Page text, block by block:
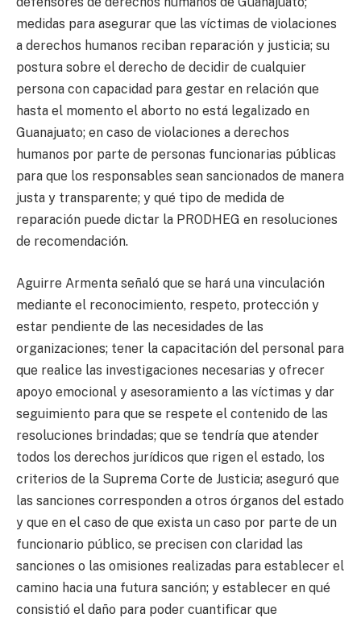
medidas para asegurar que las víctimas de violaciones
a derechos humanos reciban reparación y justicia; su
postura sobre el derecho de decidir de cualquier
persona con capacidad para gestar en relación que
hasta el momento el aborto no está legalizado en
Guanajuato; en caso de violaciones a derechos
humanos por parte de personas funcionarias públicas
para que los responsables sean sancionados de manera
justa y transparente; y qué tipo de medida de
reparación puede dictar la PRODHEG en resoluciones
de recomendación.
Aguirre Armenta señaló que se hará una vinculación
mediante el reconocimiento, respeto, protección y
estar pendiente de las necesidades de las
organizaciones; tener la capacitación del personal para
que realice las investigaciones necesarias y ofrecer
apoyo emocional y asesoramiento a las víctimas y dar
seguimiento para que se respete el contenido de las
resoluciones brindadas; que se tendría que atender
todos los derechos jurídicos que rigen el estado, los
criterios de la Suprema Corte de Justicia; aseguró que
las sanciones corresponden a otros órganos del estado
y que en el caso de que exista un caso por parte de un
funcionario público, se precisen con claridad las
sanciones o las omisiones realizadas para establecer el
camino hacia una futura sanción; y establecer en qué
consistió el daño para poder cuantificar que